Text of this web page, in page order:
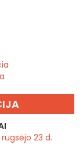
23 d.